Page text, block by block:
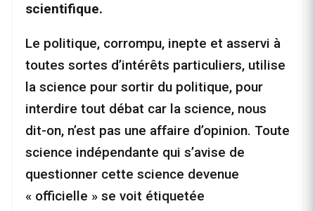
scientifique.
Le politique, corrompu, inepte et asservi à
toutes sortes d’intérêts particuliers, utilise
la science pour sortir du politique, pour
interdire tout débat car la science, nous
dit-on, n’est pas une affaire d’opinion. Toute
science indépendante qui s’avise de
questionner cette science devenue
« officielle » se voit étiquetée